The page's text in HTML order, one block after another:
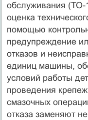
обслуживания
оценка
помощью
предупреждение
отказов и
единиц машины,
условий работы
проведения
смазочных
отказа заменяют